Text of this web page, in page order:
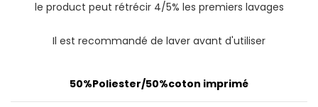
le product peut rétrécir 4/5% les premiers lavages
Il est recommandé de laver avant d'utiliser
50%Poliester/50%coton imprimé